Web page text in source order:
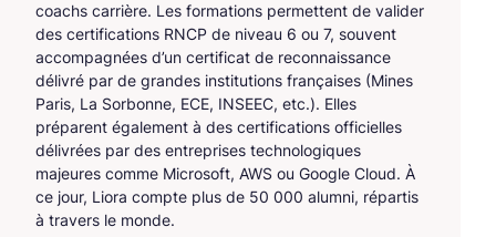
coachs carrière. Les formations permettent de valider
des certifications RNCP de niveau 6 ou 7, souvent
accompagnées d’un certificat de reconnaissance
délivré par de grandes institutions françaises (Mines
Paris, La Sorbonne, ECE, INSEEC, etc.). Elles
préparent également à des certifications officielles
délivrées par des entreprises technologiques
majeures comme Microsoft, AWS ou Google Cloud. À
ce jour, Liora compte plus de 50 000 alumni, répartis
à travers le monde.